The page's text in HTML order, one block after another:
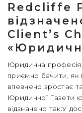
Redcliffe
Client’s
Юридична професія
приємно бачити, як
впевнено зростає
Юридичної Газети
відзначено так:У